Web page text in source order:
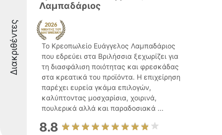
Διακριθέντες
Λαμπαδάριος
Το Κρεοπωλείο Ευάγγελος Λαμπαδάριος
που εδρεύει στα Βριλήσσια ξεχωρίζει για
τη διασφάλιση ποιότητας και φρεσκάδας
στα κρεατικά του προϊόντα. Η επιχείρηση
παρέχει ευρεία γκάμα επιλογών,
καλύπτοντας μοσχαρίσια, χοιρινά,
πουλερικά αλλά και παραδοσιακά ...
8.8